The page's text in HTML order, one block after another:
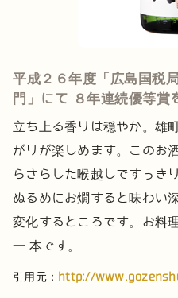
平成２６年度「広島国税
門」にて ８年連続優等賞
立ち上る香りは穏やか。雄
がりが楽しめます。このお
らさらした喉越しですっき
ぬるめにお燗すると味わい
変化するところです。お料
一 本です。
引用元： http://